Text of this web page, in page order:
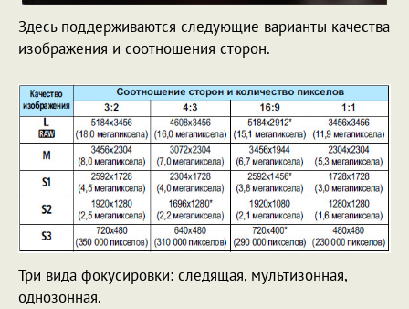
Здесь поддерживаются следующие варианты качества
изображения и соотношения сторон.
Три вида фокусировки: следящая, мультизонная,
однозонная.